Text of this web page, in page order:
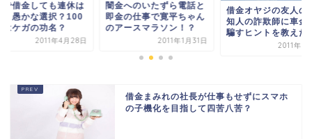
で借金しても連休は
！愚かな選択？100
はケガの功名？
2011年4月28日
闇金へのいたずら電話と
即金の仕事で寛平ちゃん
のアースマラソン！？
2011年1月31日
借金オヤジの友人の
知人の詐欺師に車金
騙すヒントを教えた
2011年9
借金まみれの社長が仕事もせずにスマホ
の子機化を目指して四苦八苦？